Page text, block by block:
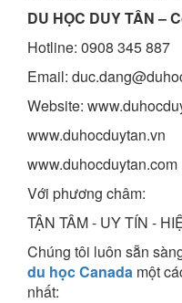
DU HỌC DUY TÂN –
Hotline: 0908 345 887
Email:
Website:
www.duhocduytan.vn
www.duhocduytan.com
Với phương châm:
TẬN TÂM - UY TÍN -
Chúng tôi luôn sẵn
du học Canada một
nhất: